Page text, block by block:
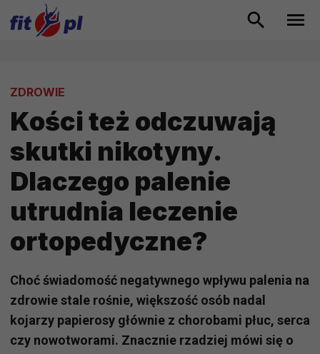
ZDROWIE
Kości też odczuwają
skutki nikotyny.
Dlaczego palenie
utrudnia leczenie
ortopedyczne?
Choć świadomość negatywnego wpływu palenia na
zdrowie stale rośnie, większość osób nadal
kojarzy papierosy głównie z chorobami płuc, serca
czy nowotworami. Znacznie rzadziej mówi się o